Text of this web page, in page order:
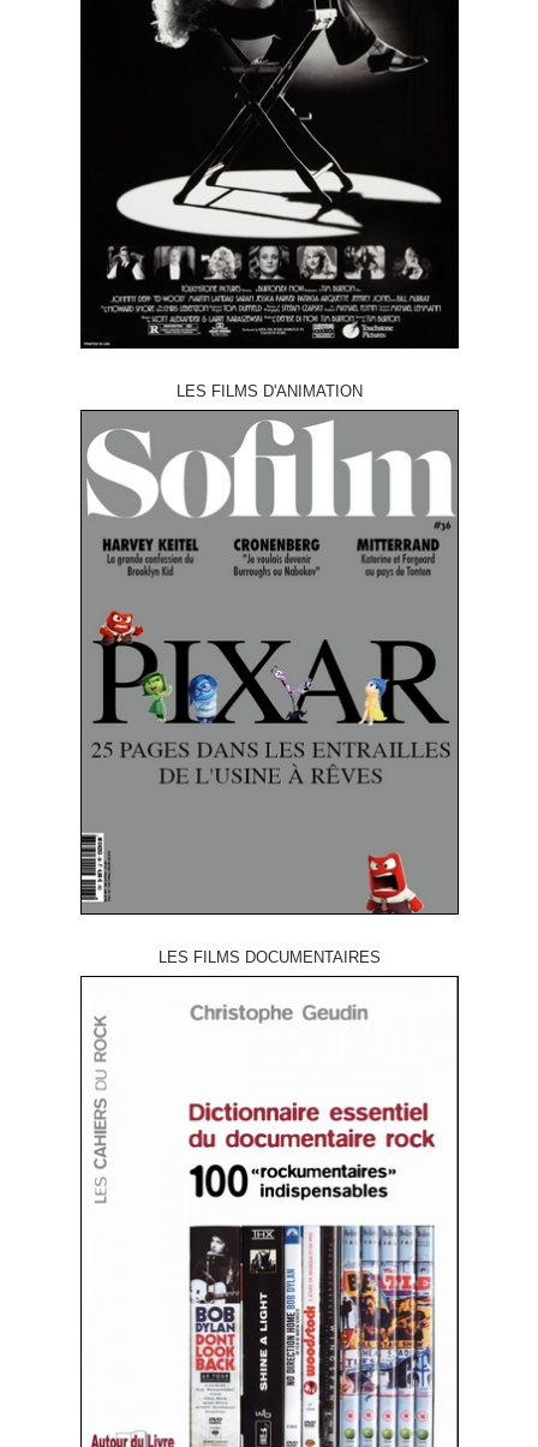
LES FILMS D'ANIMATION
LES FILMS DOCUMENTAIRES